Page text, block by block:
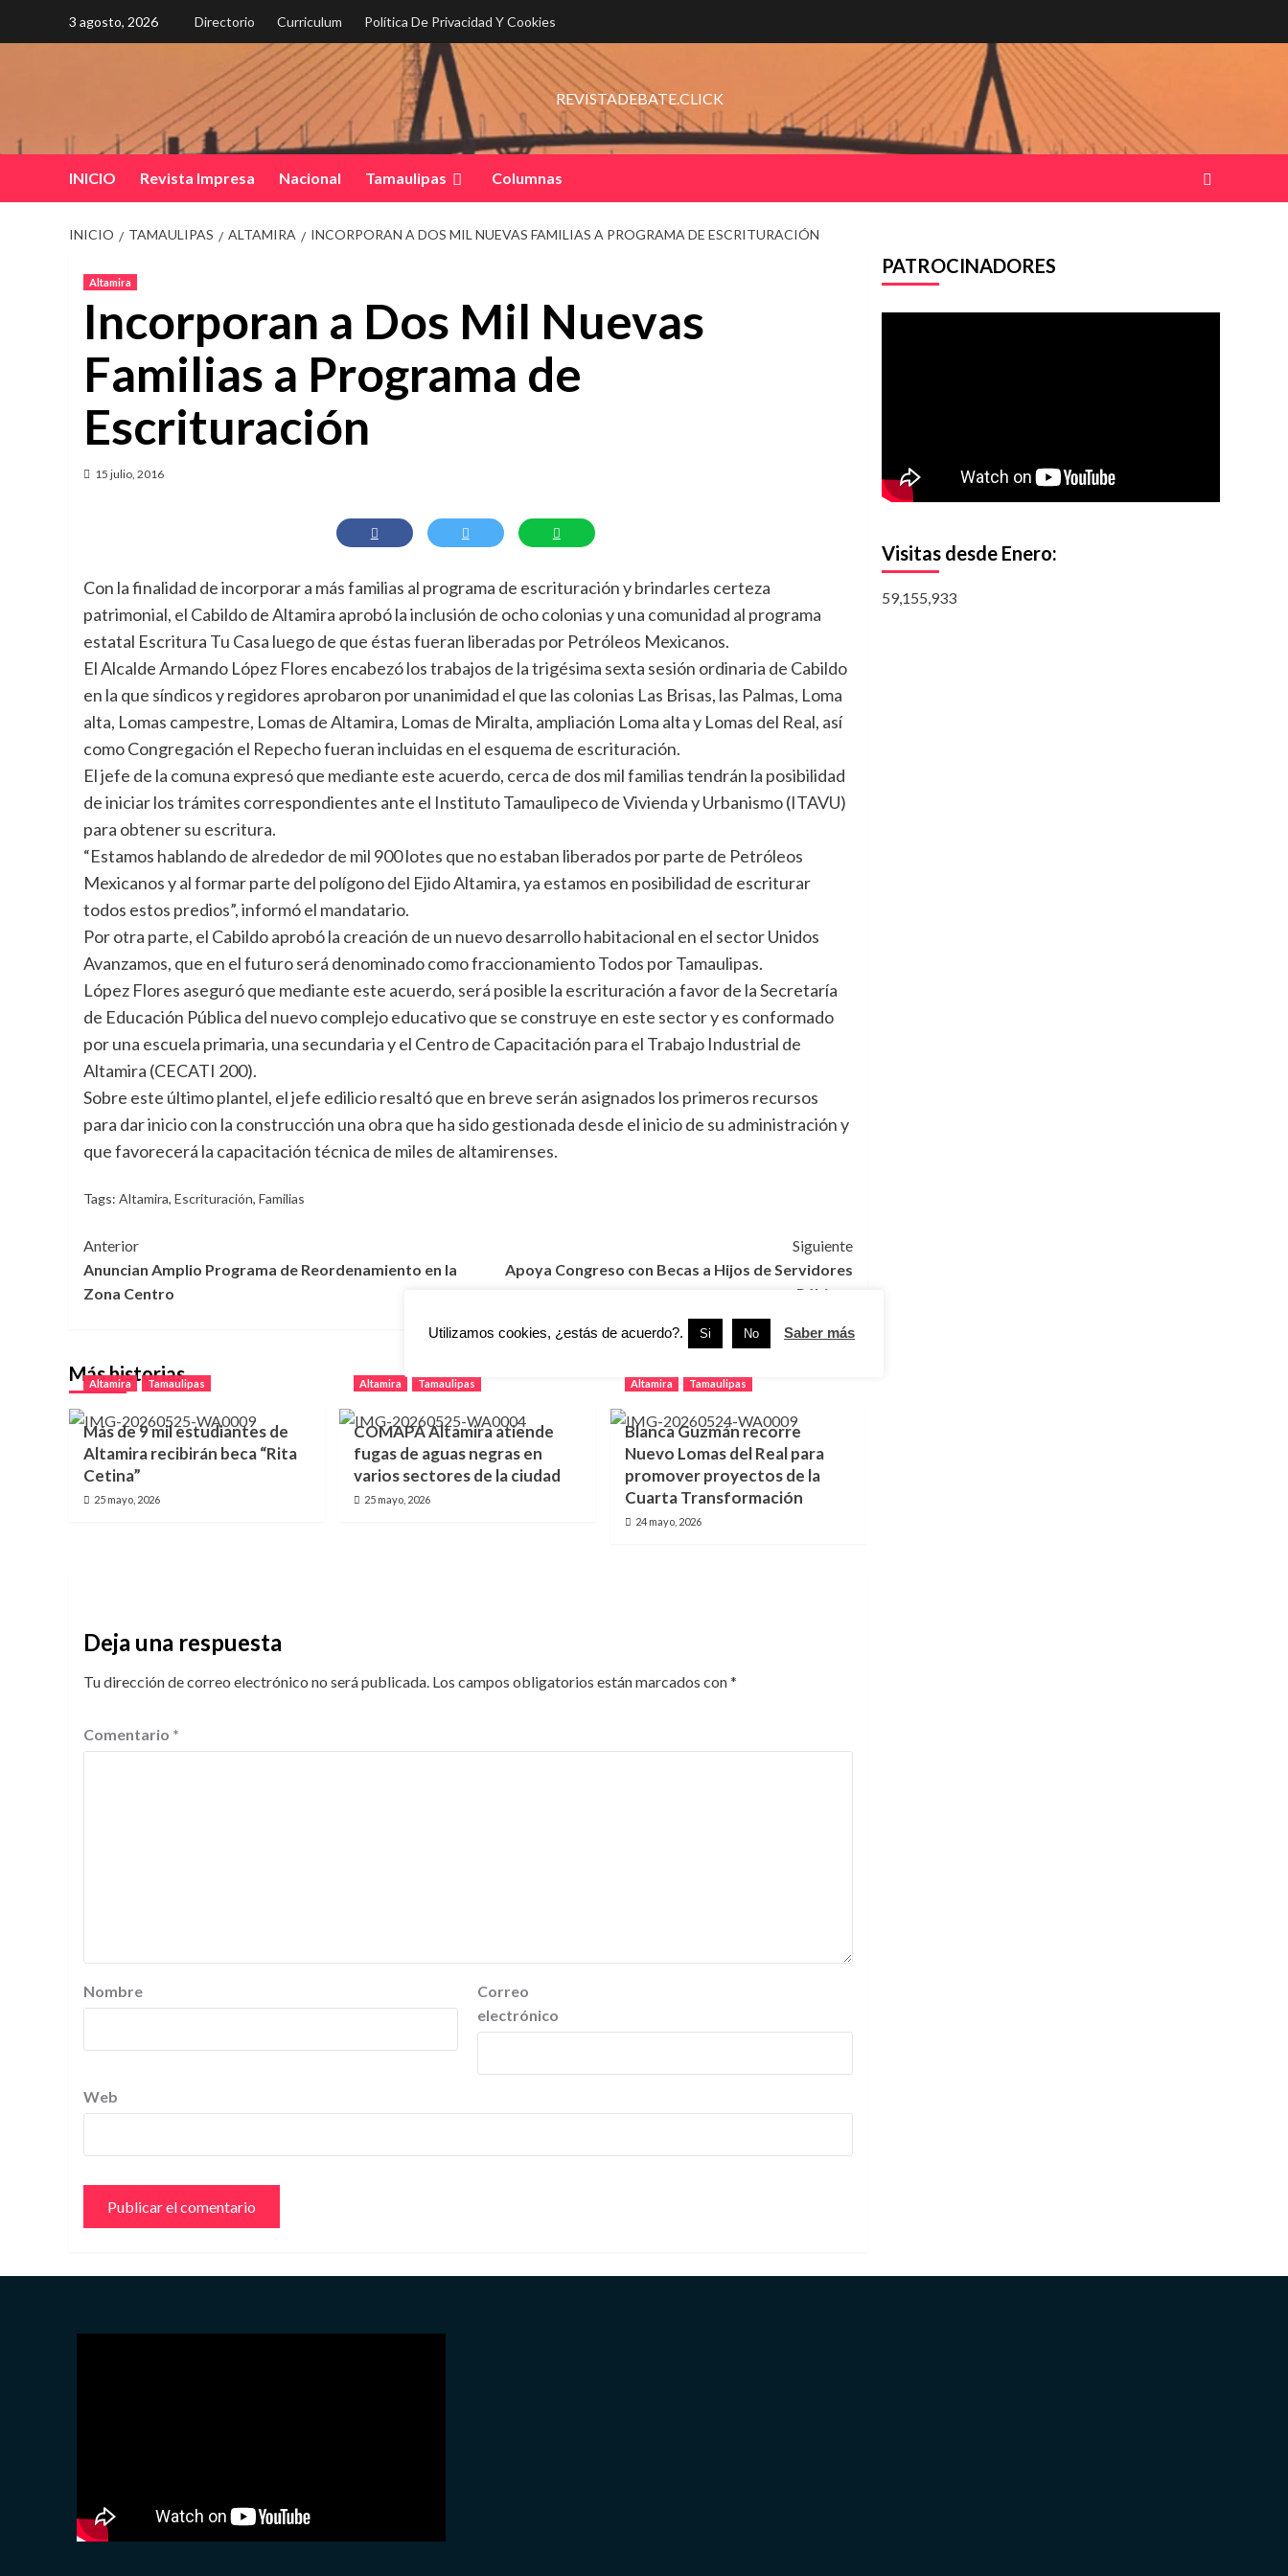
3 agosto, 2026 Directorio Curriculum Política De Privacidad Y Cookies
REVISTADEBATE.CLICK
INICIO Revista Impresa Nacional Tamaulipas Columnas
INICIO TAMAULIPAS ALTAMIRA INCORPORAN A DOS MIL NUEVAS FAMILIAS A PROGRAMA DE ESCRITURACIÓN
Altamira
Incorporan a Dos Mil Nuevas
Familias a Programa de
Escrituración
15 julio, 2016
Con la finalidad de incorporar a más familias al programa de escrituración y brindarles certeza
patrimonial, el Cabildo de Altamira aprobó la inclusión de ocho colonias y una comunidad al programa
estatal Escritura Tu Casa luego de que éstas fueran liberadas por Petróleos Mexicanos.
El Alcalde Armando López Flores encabezó los trabajos de la trigésima sexta sesión ordinaria de Cabildo
en la que síndicos y regidores aprobaron por unanimidad el que las colonias Las Brisas, las Palmas, Loma
alta, Lomas campestre, Lomas de Altamira, Lomas de Miralta, ampliación Loma alta y Lomas del Real, así
como Congregación el Repecho fueran incluidas en el esquema de escrituración.
El jefe de la comuna expresó que mediante este acuerdo, cerca de dos mil familias tendrán la posibilidad
de iniciar los trámites correspondientes ante el Instituto Tamaulipeco de Vivienda y Urbanismo (ITAVU)
para obtener su escritura.
“Estamos hablando de alrededor de mil 900 lotes que no estaban liberados por parte de Petróleos
Mexicanos y al formar parte del polígono del Ejido Altamira, ya estamos en posibilidad de escriturar
todos estos predios”, informó el mandatario.
Por otra parte, el Cabildo aprobó la creación de un nuevo desarrollo habitacional en el sector Unidos
Avanzamos, que en el futuro será denominado como fraccionamiento Todos por Tamaulipas.
López Flores aseguró que mediante este acuerdo, será posible la escrituración a favor de la Secretaría
de Educación Pública del nuevo complejo educativo que se construye en este sector y es conformado
por una escuela primaria, una secundaria y el Centro de Capacitación para el Trabajo Industrial de
Altamira (CECATI 200).
Sobre este último plantel, el jefe edilicio resaltó que en breve serán asignados los primeros recursos
para dar inicio con la construcción una obra que ha sido gestionada desde el inicio de su administración y
que favorecerá la capacitación técnica de miles de altamirenses.
Tags: Altamira, Escrituración, Familias
Navegación
de
entradas
Anterior
Anuncian Amplio Programa de Reordenamiento en la
Zona Centro
Siguiente
Apoya Congreso con Becas a Hijos de Servidores
Púbicos
Más historias
Altamira Tamaulipas
Más de 9 mil estudiantes de
Altamira recibirán beca “Rita
Cetina”
25 mayo, 2026
Altamira Tamaulipas
COMAPA Altamira atiende
fugas de aguas negras en
varios sectores de la ciudad
25 mayo, 2026
Altamira Tamaulipas
Blanca Guzmán recorre
Nuevo Lomas del Real para
promover proyectos de la
Cuarta Transformación
24 mayo, 2026
Deja una respuesta
Tu dirección de correo electrónico no será publicada. Los campos obligatorios están marcados con*
Comentario *
Nombre
Correo
electrónico
Web
PATROCINADORES
Visitas desde Enero:
59,155,933
Utilizamos cookies, ¿estás de acuerdo?. Si No Saber más